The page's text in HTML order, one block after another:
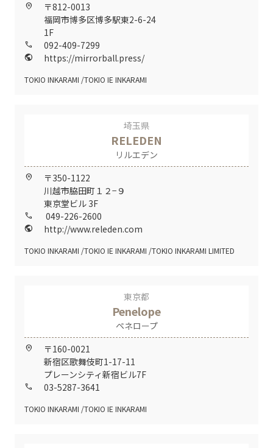
home_pin
〒812-0013
福岡市博多区博多駅東2-6-24
1F
call 092-409-7299
public https://mirrorball.press/
TOKIO INKARAMI TOKIO IE INKARAMI
埼玉県
RELEDEN
リルエデン
home_pin
〒350-1122
川越市脇田町１２−９
東京堂ビル 3F
call 049-226-2600
public http://www.releden.com
TOKIO INKARAMI TOKIO IE INKARAMI TOKIO INKARAMI LIMITED
東京都
Penelope
ペネロープ
home_pin
〒160-0021
新宿区歌舞伎町1-17-11
プレーンシティ新宿ビル7F
call 03-5287-3641
TOKIO INKARAMI TOKIO IE INKARAMI